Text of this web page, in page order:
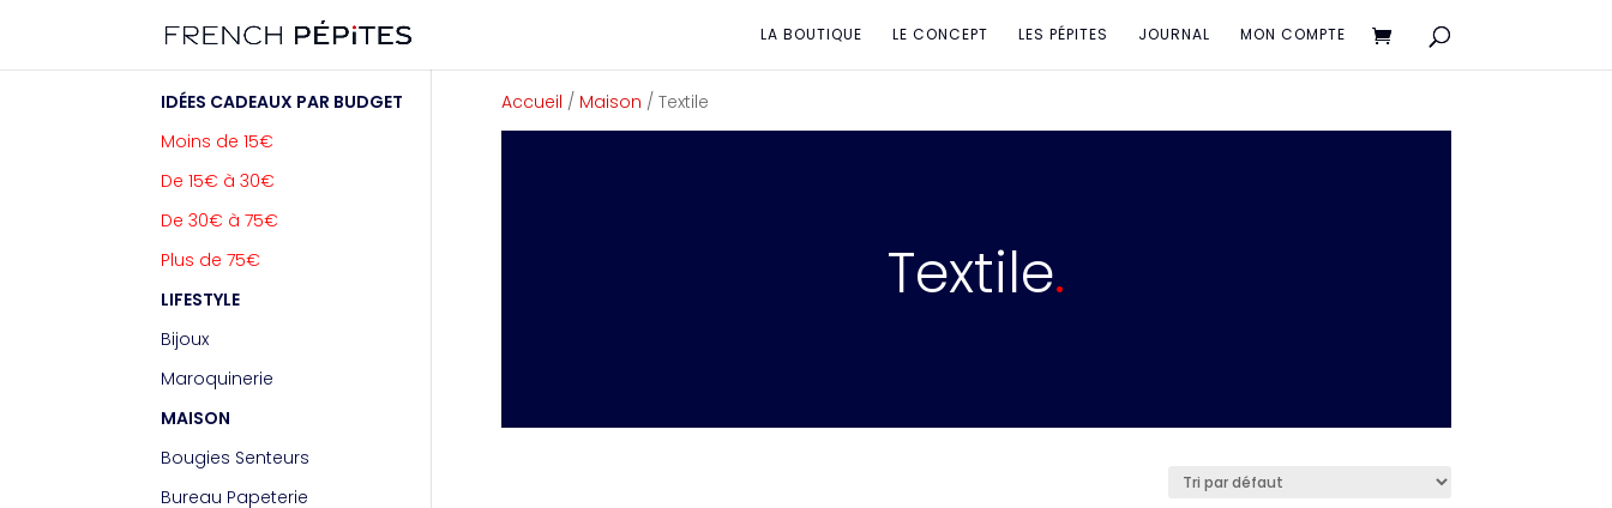
LA BOUTIQUE LE CONCEPT LES PÉPITES JOURNAL MON COMPTE
IDÉES CADEAUX PAR BUDGET
Moins de 15€
De 15€ à 30€
De 30€ à 75€
Plus de 75€
LIFESTYLE
Bijoux
Maroquinerie
MAISON
Bougies Senteurs
Bureau Papeterie
Accueil / Maison / Textile
Textile